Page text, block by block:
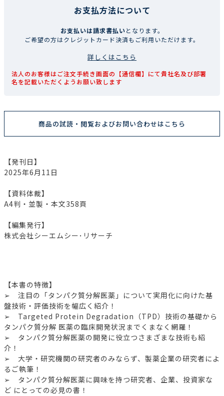
お支払方法について
お支払いは請求書払いとなります。
ご希望の方はクレジットカード決済もご利用いただけます。
詳しくはこちら
法人のお客様はご注文手続き画面の【通信欄】にて貴社名及び部署
名を記載いただくようお願い致します
商品の試読・閲覧およびお問い合わせはこちら
【発刊日】
2025年6月11日
【資料体裁】
A4判・並製・本文358頁
【編集発行】
株式会社シーエムシー･リサーチ
【本書の特徴】
➢ 注目の「タンパク質分解医薬」について実用化に向けた基
盤技術・評価技術を幅広く紹介！
➢ Targeted Protein Degradation（TPD）技術の基礎から
タンパク質分解 医薬の臨床開発状況までくまなく網羅！
➢ タンパク質分解医薬の開発に役立つさまざまな技術も紹
介！
➢ 大学・研究機関の研究者のみならず、製薬企業の研究者によ
るご執筆！
➢ タンパク質分解医薬に興味を持つ研究者、企業、投資家な
ど にとっての必見の書！